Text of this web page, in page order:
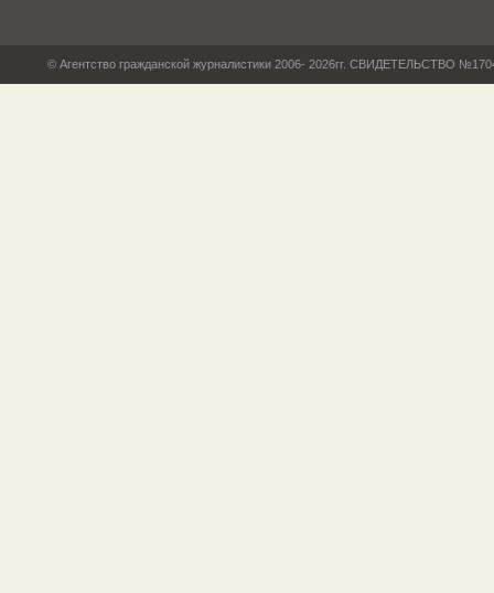
© Агентство гражданской журналистики 2006- 2026гг. СВИДЕТЕЛЬСТВО